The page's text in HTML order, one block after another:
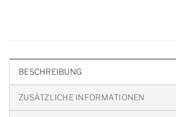
BESCHREIBUNG
ZUSÄTZLICHE INFORMATIONEN